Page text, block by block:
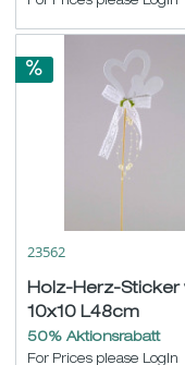
23562
Holz-Herz-Sticker
10x10 L48cm
50% Aktionsrabatt
For Prices please LogIn